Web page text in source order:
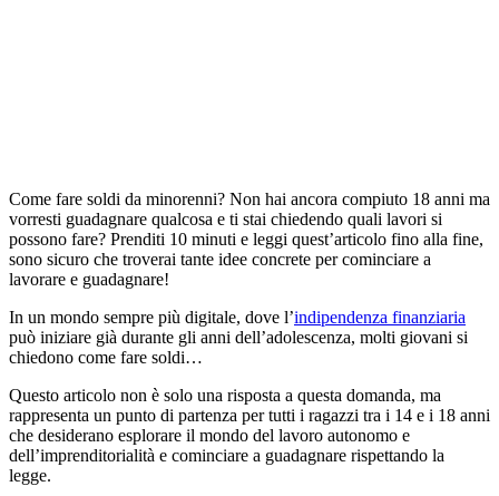
Come fare soldi da minorenni? Non hai ancora compiuto 18 anni ma
vorresti guadagnare qualcosa e ti stai chiedendo quali lavori si
possono fare? Prenditi 10 minuti e leggi quest’articolo fino alla fine,
sono sicuro che troverai tante idee concrete per cominciare a
lavorare e guadagnare!
In un mondo sempre più digitale, dove l’indipendenza finanziaria
può iniziare già durante gli anni dell’adolescenza, molti giovani si
chiedono come fare soldi…
Questo articolo non è solo una risposta a questa domanda, ma
rappresenta un punto di partenza per tutti i ragazzi tra i 14 e i 18 anni
che desiderano esplorare il mondo del lavoro autonomo e
dell’imprenditorialità e cominciare a guadagnare rispettando la
legge.